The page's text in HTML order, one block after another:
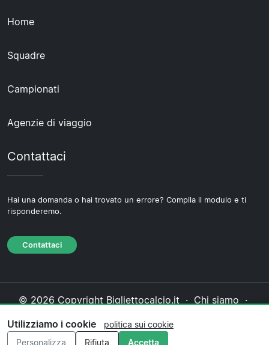
Home
Squadre
Campionati
Agenzie di viaggio
Contattaci
Hai una domanda o hai trovato un errore? Compila il modulo e ti
risponderemo.
Contattaci
© 2026 Copyright Bigliettocalcio.it · Chi siamo ·
cookie·Politica editoriale
Utilizziamo i cookie
politica sui cookie
Personalizza
Rifiuta Accetta